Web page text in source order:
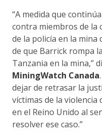
“A medida que
contra miembros de la
de la policía en la
de que Barrick rompa
Tanzania en la mina,”
MiningWatch Canada
dejar de retrasar la
víctimas de la
en el Reino Unido al
resolver ese caso.”